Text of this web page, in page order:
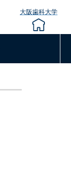
大阪歯科大学